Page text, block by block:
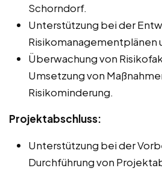
Schorndorf.
Unterstützung bei der
Risikomanagementplänen
Überwachung von
Umsetzung von
Risikominderung.
Projektabschluss:
Unterstützung bei der
Durchführung von